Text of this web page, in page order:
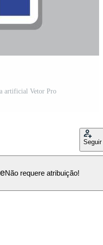
artificial Vetor Pro
Seguir
Não requere atribuição!